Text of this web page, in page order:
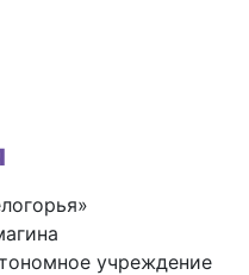
учреждение